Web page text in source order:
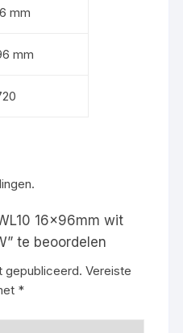
mm
mm
16x96mm wit
te beoordelen
gepubliceerd. Vereiste
*